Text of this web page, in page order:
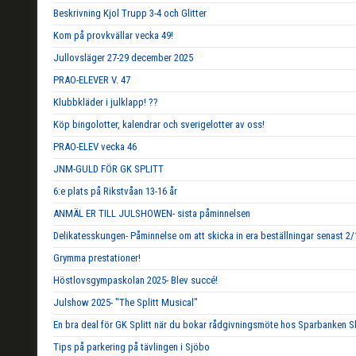
Beskrivning Kjol Trupp 3-4 och Glitter
Kom på provkvällar vecka 49!
Jullovsläger 27-29 december 2025
PRAO-ELEVER V. 47
Klubbkläder i julklapp! ??
Köp bingolotter, kalendrar och sverigelotter av oss!
PRAO-ELEV vecka 46
JNM-GULD FÖR GK SPLITT
6:e plats på Rikstvåan 13-16 år
ANMÄL ER TILL JULSHOWEN- sista påminnelsen
Delikatesskungen- Påminnelse om att skicka in era beställningar senast 2/
Grymma prestationer!
Höstlovsgympaskolan 2025- Blev succé!
Julshow 2025- "The Splitt Musical"
En bra deal för GK Splitt när du bokar rådgivningsmöte hos Sparbanken
Tips på parkering på tävlingen i Sjöbo